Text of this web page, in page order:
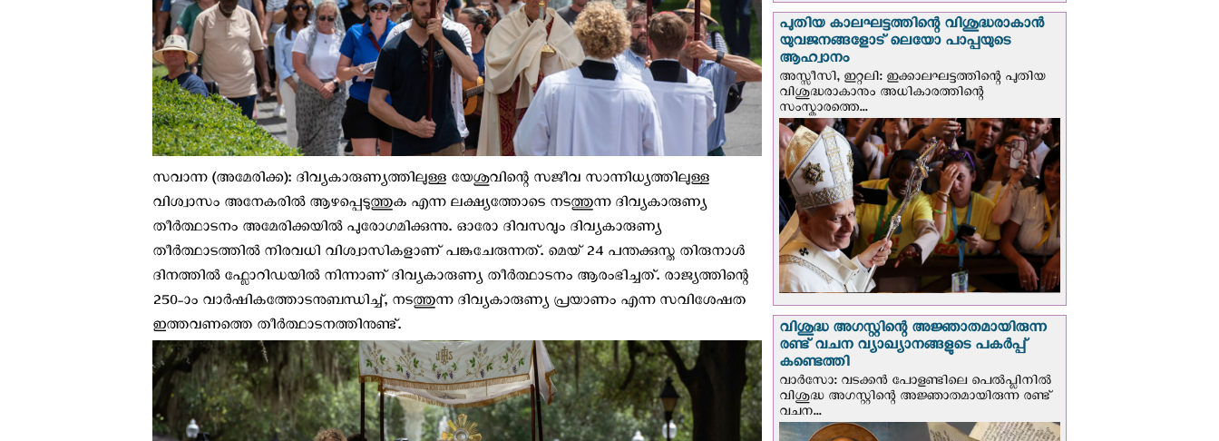
സവാന്ന (അമേരിക്ക): ദിവ്യകാരുണ്യത്തിലുള്ള യേശുവിന്റെ സജീവ സാന്നിധ്യത്തിലുള്ള
വിശ്വാസം അനേകരില്‍ ആഴപ്പെടുത്തുക എന്ന ലക്ഷ്യത്തോടെ നടത്തുന്ന ദിവ്യകാരുണ്യ
തീര്‍ത്ഥാടനം അമേരിക്കയില്‍ പുരോഗമിക്കുന്നു. ഓരോ ദിവസവും ദിവ്യകാരുണ്യ
തീര്‍ത്ഥാടത്തില്‍ നിരവധി വിശ്വാസികളാണ് പങ്കുചേരുന്നത്. മെയ് 24 പന്തക്കുസ്ത തിരുനാള്‍
ദിനത്തില്‍ ഫ്ലോറിഡയില്‍ നിന്നാണ് ദിവ്യകാരുണ്യ തീര്‍ത്ഥാടനം ആരംഭിച്ചത്. രാജ്യത്തിന്റെ
250-ാം വാർഷികത്തോടനുബന്ധിച്ച്, നടത്തുന്ന ദിവ്യകാരുണ്യ പ്രയാണം എന്ന സവിശേഷത
ഇത്തവണത്തെ തീര്‍ത്ഥാടനത്തിനുണ്ട്.
പുതിയ കാലഘട്ടത്തിന്റെ വിശുദ്ധരാകാന്‍
യുവജനങ്ങളോട് ലെയോ പാപ്പയുടെ
ആഹ്വാനം
അസ്സീസി, ഇറ്റലി: ഇക്കാലഘട്ടത്തിന്റെ പുതിയ
വിശുദ്ധരാകാനും അധികാരത്തിന്റെ
സംസ്കാരത്തെ...
വിശുദ്ധ അഗസ്റ്റിന്റെ അജ്ഞാതമായിരുന്ന
രണ്ട് വചന വ്യാഖ്യാനങ്ങളുടെ പകര്‍പ്പ്
കണ്ടെത്തി
വാര്‍സോ: വടക്കൻ പോളണ്ടിലെ പെൽപ്ലിനില്‍
വിശുദ്ധ അഗസ്റ്റിന്റെ അജ്ഞാതമായിരുന്ന രണ്ട്
വചന...